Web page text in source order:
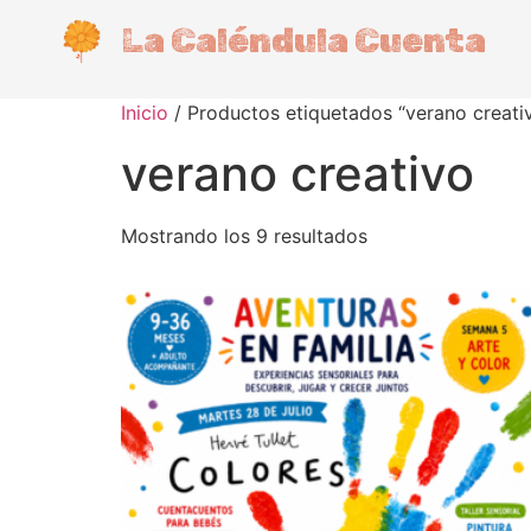
La Caléndula Cuenta
Inicio / Productos etiquetados “verano
verano creativo
Mostrando los 9 resultados